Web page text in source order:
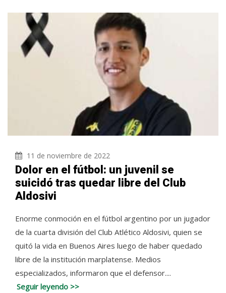
11 de noviembre de 2022
Dolor en el fútbol: un juvenil se
suicidó tras quedar libre del Club
Aldosivi
Enorme conmoción en el fútbol argentino por un jugador
de la cuarta división del Club Atlético Aldosivi, quien se
quitó la vida en Buenos Aires luego de haber quedado
libre de la institución marplatense. Medios
especializados, informaron que el defensor....
Seguir leyendo >>